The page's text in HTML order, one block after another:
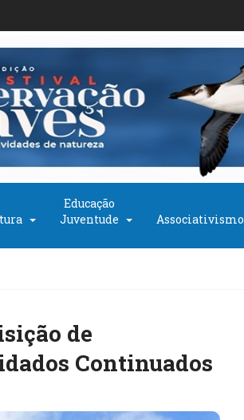
Educação
Juventude
Associativismo
de
Continuados